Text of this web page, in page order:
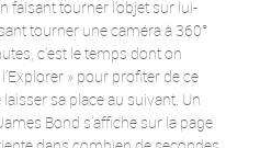
faisant tourner l’objet sur lui-
tourner une caméra à 360°
c’est le temps dont on
» pour profiter de ce
sa place au suivant. Un
Bond s’affiche sur la page